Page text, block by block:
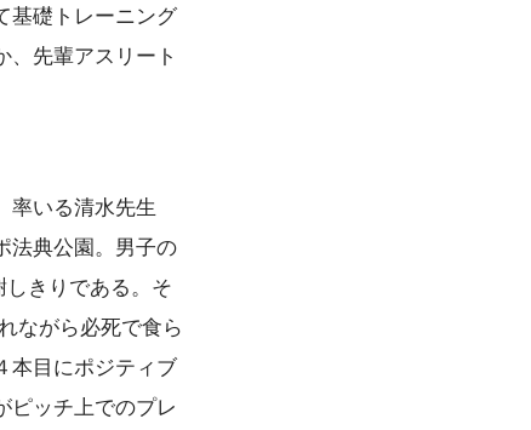
基礎トレーニング
、先輩アスリート
率いる清水先生
法典公園。男子の
きりである。そ
ながら必死で食ら
本目にポジティブ
ピッチ上でのプレ